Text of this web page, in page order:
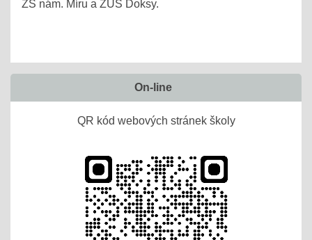
ZŠ nám. Míru a ZUŠ Doksy.
On-line
QR kód webových stránek školy